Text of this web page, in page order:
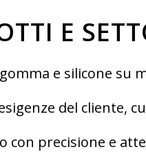
E
e silicone su
del cliente,
con precisione e